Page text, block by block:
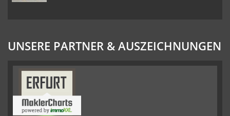
UNSERE PARTNER & AUSZEICHNUNGEN